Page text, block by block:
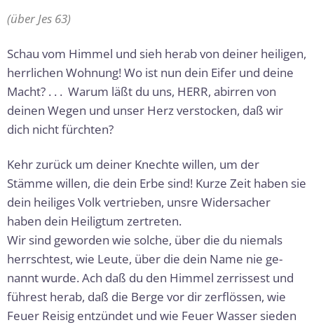
(über Jes 63)
Schau vom Himmel und sieh herab von deiner heiligen,
herrlichen Wohnung! Wo ist nun dein Eifer und deine
Macht? . . . Warum läßt du uns, HERR, ab­irren von
deinen Wegen und unser Herz ver­stocken, daß wir
dich nicht fürchten?
Kehr zurück um deiner Knechte willen, um der
Stämme willen, die dein Erbe sind! Kurze Zeit ha­ben sie
dein heiliges Volk vertrieben, unsre Wider­sacher
haben dein Heiligtum zertreten.
Wir sind geworden wie solche, über die du niemals
herrschtest, wie Leute, über die dein Name nie ge­
nannt wurde. Ach daß du den Himmel zerrissest und
führest herab, daß die Berge vor dir zerflössen, wie
Feuer Reisig entzündet und wie Feuer Wasser sieden